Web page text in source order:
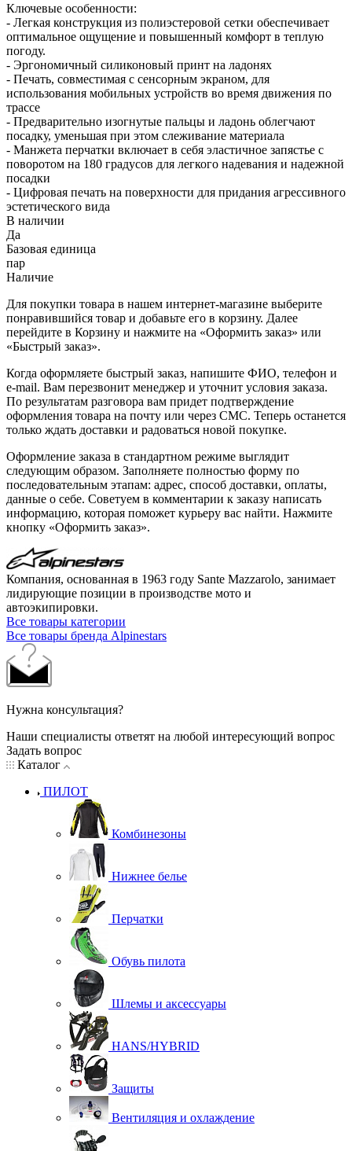
Ключевые особенности:
- Легкая конструкция из полиэстеровой сетки обеспечивает
оптимальное ощущение и повышенный комфорт в теплую
погоду.
- Эргономичный силиконовый принт на ладонях
- Печать, совместимая с сенсорным экраном, для
использования мобильных устройств во время движения по
трассе
- Предварительно изогнутые пальцы и ладонь облегчают
посадку, уменьшая при этом слеживание материала
- Манжета перчатки включает в себя эластичное запястье с
поворотом на 180 градусов для легкого надевания и надежной
посадки
- Цифровая печать на поверхности для придания агрессивного
эстетического вида
В наличии
Да
Базовая единица
пар
Наличие
Для покупки товара в нашем интернет-магазине выберите
понравившийся товар и добавьте его в корзину. Далее
перейдите в Корзину и нажмите на «Оформить заказ» или
«Быстрый заказ».
Когда оформляете быстрый заказ, напишите ФИО, телефон и
e-mail. Вам перезвонит менеджер и уточнит условия заказа.
По результатам разговора вам придет подтверждение
оформления товара на почту или через СМС. Теперь останется
только ждать доставки и радоваться новой покупке.
Оформление заказа в стандартном режиме выглядит
следующим образом. Заполняете полностью форму по
последовательным этапам: адрес, способ доставки, оплаты,
данные о себе. Советуем в комментарии к заказу написать
информацию, которая поможет курьеру вас найти. Нажмите
кнопку «Оформить заказ».
Компания, основанная в 1963 году Sante Mazzarolo, занимает
лидирующие позиции в производстве мото и
автоэкипировки.
Все товары категории
Все товары бренда Alpinestars
Нужна консультация?
Наши специалисты ответят на любой интересующий вопрос
Задать вопрос
Каталог
ПИЛОТ
Комбинезоны
Нижнее белье
Перчатки
Обувь пилота
Шлемы и аксессуары
HANS/HYBRID
Защиты
Вентиляция и охлаждение